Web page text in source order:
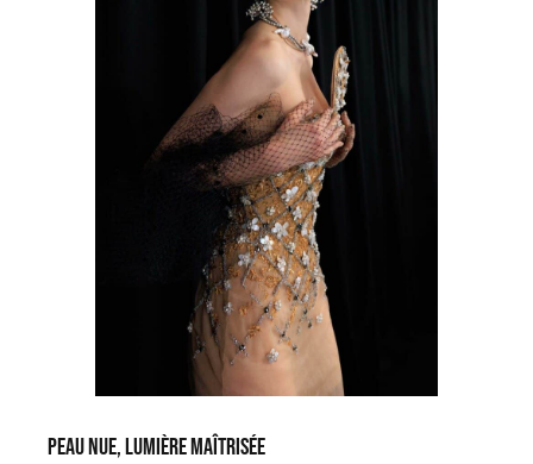
Peau nue, lumière maîtrisée